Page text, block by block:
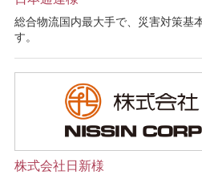
総合物流国内最大手で、災害対策基
す。
株式会社日新様